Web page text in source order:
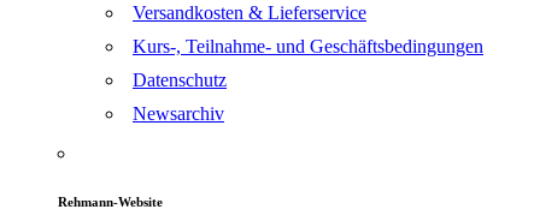
Versandkosten & Lieferservice
Kurs-, Teilnahme- und Geschäftsbedingungen
Datenschutz
Newsarchiv
Rehmann-Website